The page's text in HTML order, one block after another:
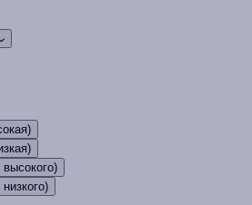
высокого)